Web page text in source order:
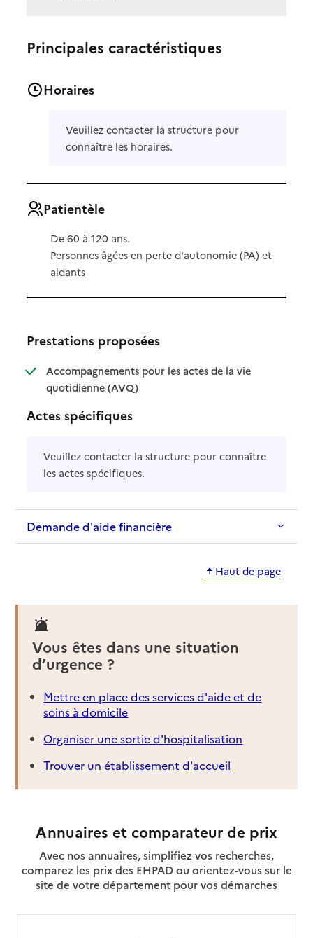
Principales caractéristiques
Horaires
Veuillez contacter la structure pour
connaître les horaires.
Patientèle
De 60 à 120 ans.
Personnes âgées en perte d'autonomie (PA) et
aidants
Prestations proposées
Accompagnements pour les actes de la vie
quotidienne (AVQ): disponible
: non disponible
Actes spécifiques
Veuillez contacter la structure pour connaître
les actes spécifiques.
Demande d'aide financière
Haut de page
Vous êtes dans une situation
d’urgence ?
Mettre en place des services d'aide et de
soins à domicile
Organiser une sortie d'hospitalisation
Trouver un établissement d'accueil
Annuaires et comparateur de prix
Avec nos annuaires, simplifiez vos recherches,
comparez les prix des EHPAD ou orientez-vous sur le
site de votre département pour vos démarches